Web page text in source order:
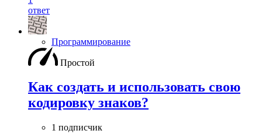
ответ
Программирование
Простой
Как создать и использовать свою
кодировку знаков?
1 подписчик